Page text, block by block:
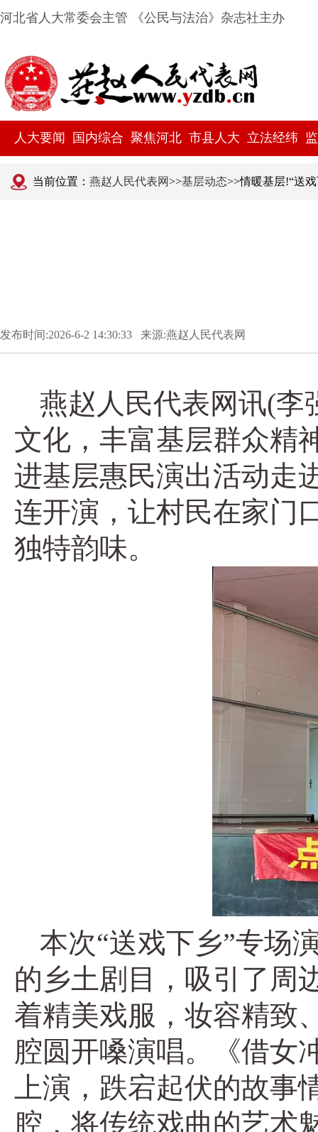
河北省人大常委会主管 《公民与法治》杂志社主办
人大要闻 国内综合 聚焦河北 市县人大 立法经纬
当前位置： 燕赵人民代表网>>基层动态>>情暖基层!“送
发布时间:2026-6-2 14:30:33 来源:燕赵人民代表网
燕赵人民代表网讯(李
文化，丰富基层群众精
进基层惠民演出活动走
连开演，让村民在家门
独特韵味。
本次“送戏下乡”专场
的乡土剧目，吸引了周
着精美戏服，妆容精致
腔圆开嗓演唱。《借女
上演，跌宕起伏的故事
腔，将传统戏曲的艺术